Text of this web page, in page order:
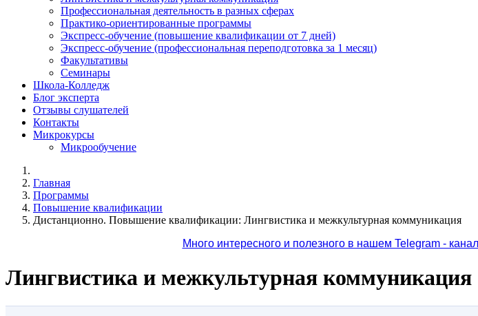
Профессиональная деятельность в разных сферах
Практико-ориентированные программы
Экспресс-обучение (повышение квалификации от 7 дней)
Экспресс-обучение (профессиональная переподготовка за 1 месяц)
Факультативы
Семинары
Школа-Колледж
Блог эксперта
Отзывы слушателей
Контакты
Микрокурсы
Микрообучение
Главная
Программы
Повышение квалификации
Дистанционно. Повышение квалификации: Лингвистика и межкультурная коммуникация
Много интересного и полезного в нашем Telegram -
Лингвистика и межкультурная коммуникация